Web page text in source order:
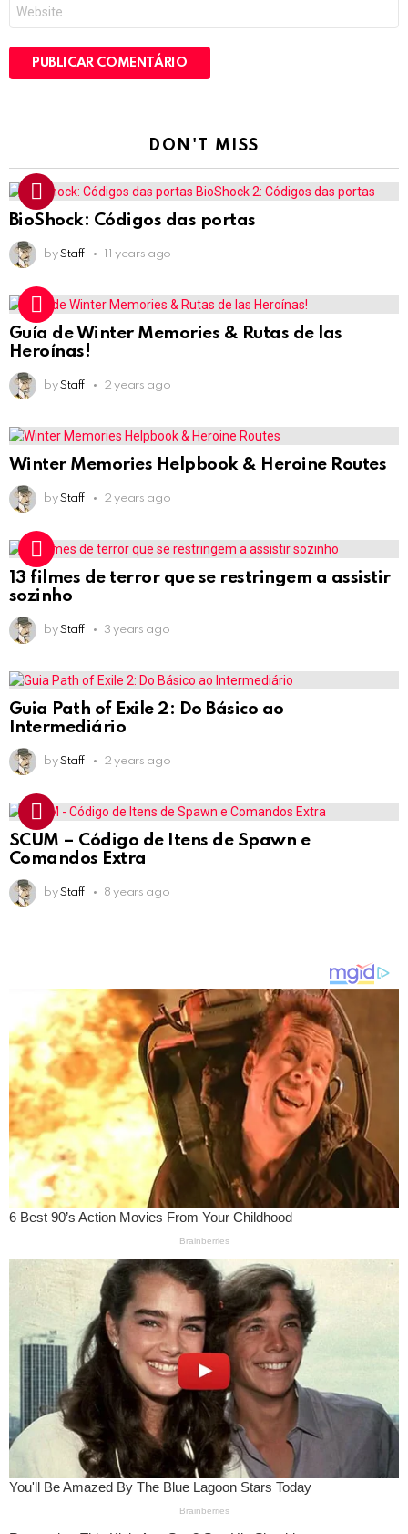
DON'T MISS
BioShock: Códigos das portas
by Staff 11 years ago
Guía de Winter Memories & Rutas de las
Heroínas!
by Staff 2 years ago
Winter Memories Helpbook & Heroine Routes
by Staff 2 years ago
13 filmes de terror que se restringem a assistir
sozinho
by Staff 3 years ago
Guia Path of Exile 2: Do Básico ao
Intermediário
by Staff 2 years ago
SCUM – Código de Itens de Spawn e
Comandos Extra
by Staff 8 years ago